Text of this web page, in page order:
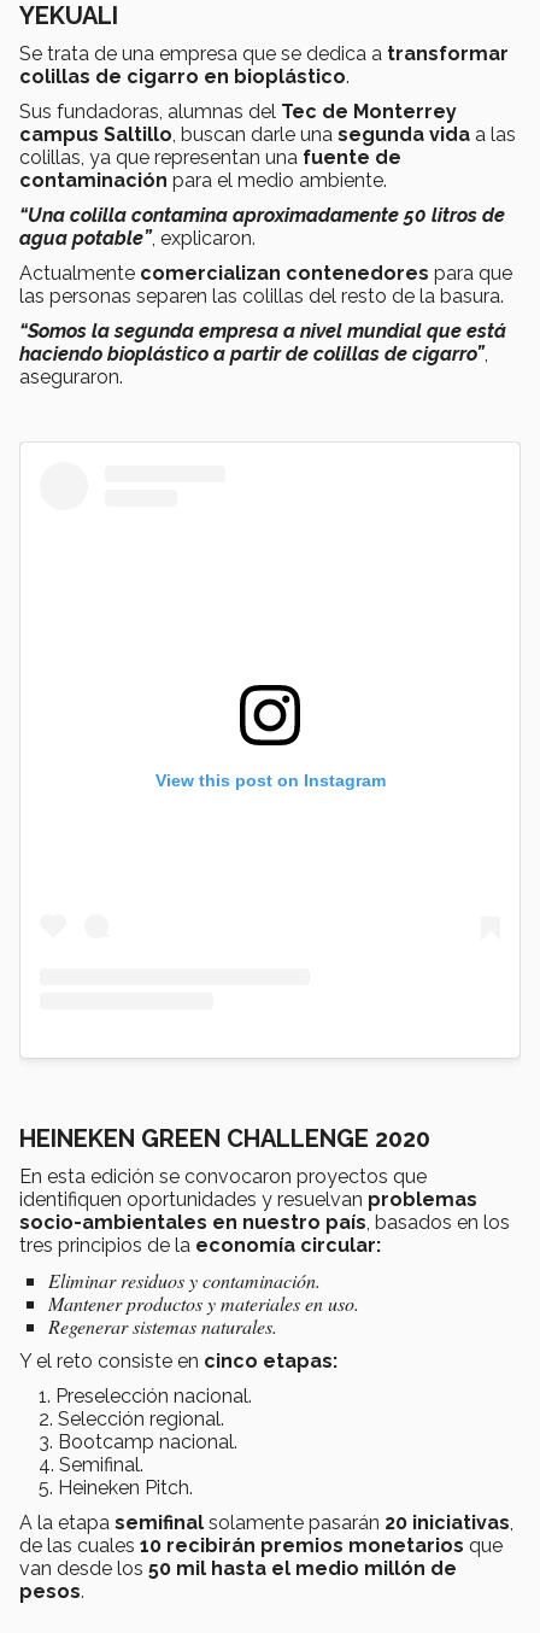
YEKUALI
Se trata de una empresa que se dedica a transformar
colillas de cigarro en bioplástico.
Sus fundadoras, alumnas del Tec de Monterrey
campus Saltillo , buscan darle una segunda vida a las
colillas, ya que representan una fuente de
contaminación para el medio ambiente.
“Una colilla contamina aproximadamente 50 litros de
agua potable”, explicaron.
Actualmente comercializan contenedores para que
las personas separen las colillas del resto de la basura.
“Somos la segunda empresa a nivel mundial que está
haciendo bioplástico a partir de colillas de cigarro”,
aseguraron.
View this post on Instagram
HEINEKEN GREEN CHALLENGE 2020
En esta edición se convocaron proyectos que
identifiquen oportunidades y resuelvan problemas
socio-ambientales en nuestro país, basados en los
tres principios de la economía circular:
Eliminar residuos y contaminación.
Mantener productos y materiales en uso.
Regenerar sistemas naturales.
Y el reto consiste en cinco etapas:
Preselección nacional.
Selección regional.
Bootcamp nacional.
Semifinal.
Heineken Pitch.
A la etapa semifinal solamente pasarán 20 iniciativas,
de las cuales 10 recibirán premios monetarios que
van desde los 50 mil hasta el medio millón de
pesos.